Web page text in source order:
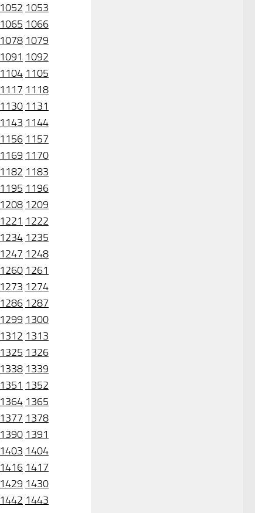
1052 1053
1065 1066
1078 1079
1091 1092
1104 1105
1117 1118
1130 1131
1143 1144
1156 1157
1169 1170
1182 1183
1195 1196
1208 1209
1221 1222
1234 1235
1247 1248
1260 1261
1273 1274
1286 1287
1299 1300
1312 1313
1325 1326
1338 1339
1351 1352
1364 1365
1377 1378
1390 1391
1403 1404
1416 1417
1429 1430
1442 1443